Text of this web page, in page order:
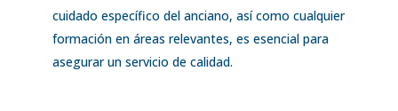
cuidado específico del anciano, así como cualquier
formación en áreas relevantes, es esencial para
asegurar un servicio de calidad.